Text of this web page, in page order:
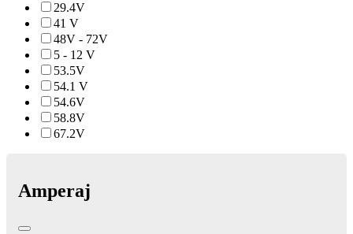
29.4V
41 V
48V - 72V
5 - 12 V
53.5V
54.1 V
54.6V
58.8V
67.2V
Amperaj